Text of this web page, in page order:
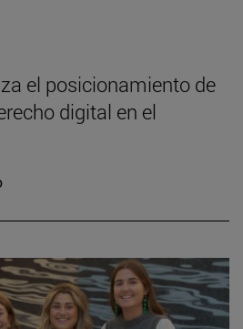
el posicionamiento de
digital en el